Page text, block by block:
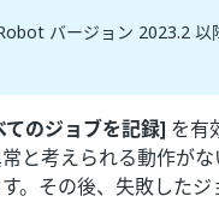
バージョン 2023.2 以
てのジョブを記録] を有
と考えられる動作が
。その後、失敗した